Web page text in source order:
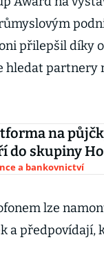
přilepšil díky
hledat partnery
na
do skupiny
a bankovnictví
lze
a předpovídají,